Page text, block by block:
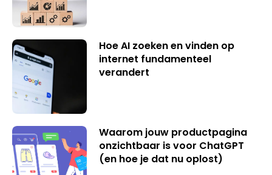
Hoe AI zoeken en vinden op
internet fundamenteel
verandert
Waarom jouw productpagina
onzichtbaar is voor ChatGPT
(en hoe je dat nu oplost)